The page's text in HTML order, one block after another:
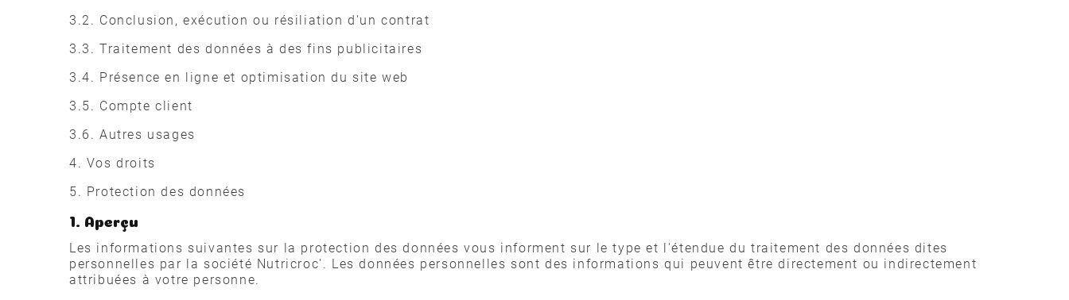
3.2. Conclusion, exécution ou résiliation d'un contrat
3.3. Traitement des données à des fins publicitaires
3.4. Présence en ligne et optimisation du site web
3.5. Compte client
3.6. Autres usages
4. Vos droits
5. Protection des données
1. Aperçu
Les informations suivantes sur la protection des données vous informent sur le type et l'étendue du traitement des données dites
personnelles par la société Nutricroc'. Les données personnelles sont des informations qui peuvent être directement ou indirectement
attribuées à votre personne.